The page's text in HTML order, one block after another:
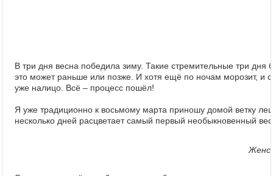
В три дня весна победила зиму. Такие стремительные три дня
это может раньше или позже. И хотя ещё по ночам морозит, и
уже налицо. Всё – процесс пошёл!
Я уже традиционно к восьмому марта приношу домой ветку
несколько дней расцветает самый первый необыкновенный